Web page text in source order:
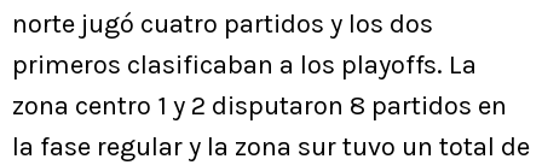
norte jugó cuatro partidos y los dos
primeros clasificaban a los playoffs. La
zona centro 1 y 2 disputaron 8 partidos en
la fase regular y la zona sur tuvo un total de